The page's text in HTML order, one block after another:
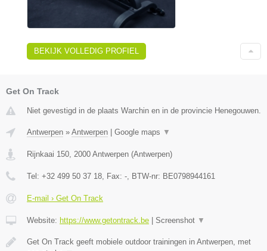
BEKIJK VOLLEDIG PROFIEL
Get On Track
Niet gevestigd in de plaats Warchin en in de provincie Henegouwen.
Antwerpen » Antwerpen Google maps ▼
Rijnkaai 150, 2000 Antwerpen (Antwerpen)
Tel: +32 499 50 37 18, Fax: -, BTW-nr: BE0798944161
E-mail › Get On Track
Website: https://www.getontrack.be Screenshot ▼
Get On Track geeft mobiele outdoor trainingen in Antwerpen, met